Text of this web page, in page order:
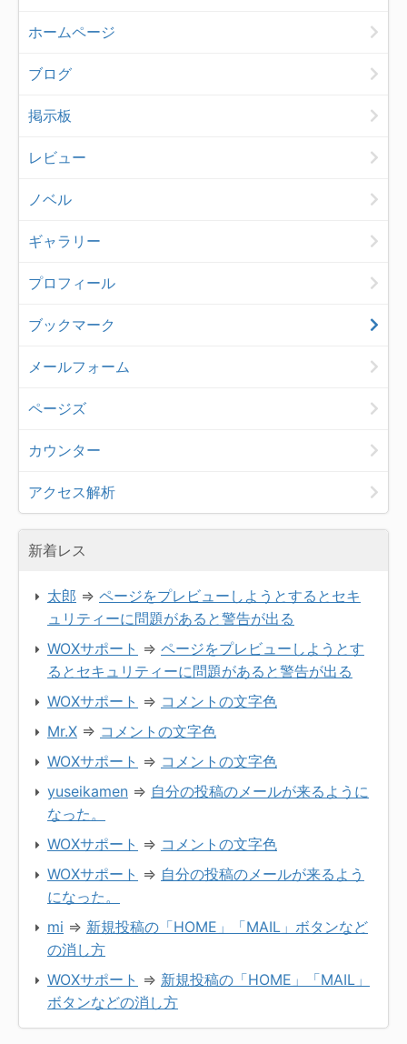
ホームページ
ブログ
掲示板
レビュー
ノベル
ギャラリー
プロフィール
ブックマーク
メールフォーム
ページズ
カウンター
アクセス解析
新着レス
太郎 ⇒ ページをプレビューしようとするとセキ
ュリティーに問題があると警告が出る
WOXサポート ⇒ ページをプレビューしようとす
るとセキュリティーに問題があると警告が出る
WOXサポート ⇒ コメントの文字色
Mr.X ⇒ コメントの文字色
WOXサポート ⇒ コメントの文字色
yuseikamen ⇒ 自分の投稿のメールが来るように
なった。
WOXサポート ⇒ コメントの文字色
WOXサポート ⇒ 自分の投稿のメールが来るよう
になった。
mi ⇒ 新規投稿の「HOME」「MAIL」ボタンなど
の消し方
WOXサポート ⇒ 新規投稿の「HOME」「MAIL」
ボタンなどの消し方